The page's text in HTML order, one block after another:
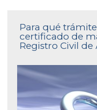
Para qué
certificado de
Registro Civil